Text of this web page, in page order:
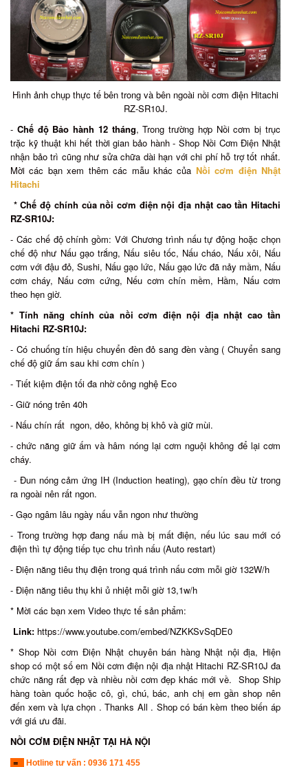
Hình ảnh chụp thực tế bên trong và bên ngoài nồi cơm điện Hitachi
RZ-SR10J.
- Chế độ Bảo hành 12 tháng, Trong trường hợp Nồi cơm bị trục
trặc kỹ thuật khi hết thời gian bảo hành - Shop Nồi Cơm Điện Nhật
nhận bảo trì cũng như sửa chữa dài hạn với chi phí hỗ trợ tốt nhất.
Mời các bạn xem thêm các mẫu khác của Nồi cơm điện Nhật
Hitachi
* Chế độ chính của nồi cơm điện nội địa nhật cao tần Hitachi
RZ-SR10J:
- Các chế độ chính gồm: Với Chương trình nấu tự động hoặc chọn
chế độ như Nấu gạo trắng, Nấu siêu tốc, Nấu cháo, Nấu xôi, Nấu
cơm với đậu đỏ, Sushi, Nấu gạo lức, Nấu gạo lức đã nảy mầm, Nấu
cơm cháy, Nấu cơm cứng, Nếu cơm chín mềm, Hầm, Nấu cơm
theo hẹn giờ.
* Tính năng chính của nồi cơm điện nội địa nhật cao tần
Hitachi RZ-SR10J:
- Có chuống tín hiệu chuyển đèn đỏ sang đèn vàng ( Chuyển sang
chế độ giữ ấm sau khi cơm chín )
- Tiết kiệm điện tối đa nhờ công nghệ Eco
- Giữ nóng trên 40h
- Nấu chín rất ngon, dẻo, không bị khô và giữ mùi.
- chức năng giữ ấm và hâm nóng lại cơm nguội không để lại cơm
cháy.
- Đun nóng cảm ứng IH (Induction heating), gạo chín đều từ trong
ra ngoài nên rất ngon.
- Gạo ngâm lâu ngày nấu vẫn ngon như thường
- Trong trường hợp đang nấu mà bị mất điện, nếu lúc sau mới có
điện thì tự động tiếp tục chu trình nấu (Auto restart)
- Điện năng tiêu thụ điện trong quá trình nấu cơm mỗi giờ 132W/h
- Điện năng tiêu thụ khi ủ nhiệt mỗi giờ 13,1w/h
* Mời các bạn xem Video thực tế sản phẩm:
Link: https://www.youtube.com/embed/NZKKSvSqDE0
* Shop Nồi cơm Điện Nhật chuyên bán hàng Nhật nội địa, Hiện
shop có một số em Nồi cơm điện nội địa nhật Hitachi RZ-SR10J đa
chức năng rất đẹp và nhiều nồi cơm đẹp khác mới về. Shop Ship
hàng toàn quốc hoặc cô, gì, chú, bác, anh chị em gần shop nên
đến xem và lựa chọn . Thanks All . Shop có bán kèm theo biến áp
với giá ưu đãi.
NỒI CƠM ĐIỆN NHẬT TẠI HÀ NỘI
=> Hotline tư vấn : 0936 171 455